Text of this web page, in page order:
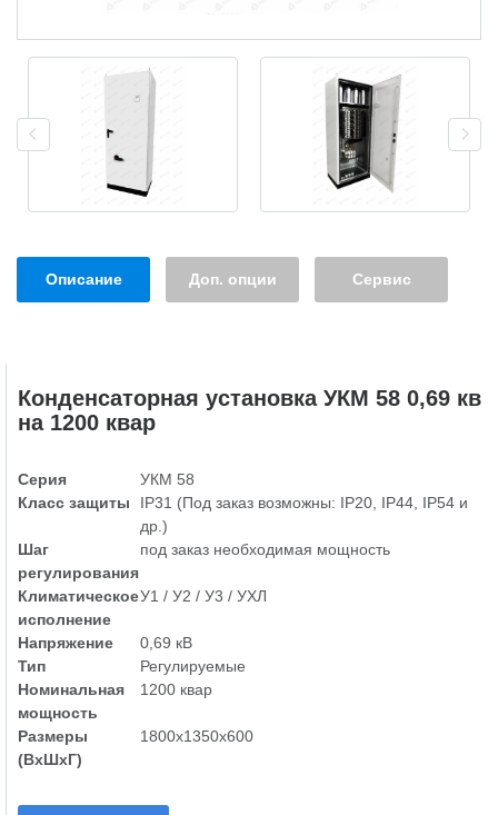
Описание Доп. опции Сервис
Конденсаторная установка УКМ 58 0,69 кв
на 1200 квар
Серия
УКМ 58
Класс защиты
IP31 (Под заказ возможны: IP20, IP44, IP54 и
др.)
Шаг
регулирования
под заказ необходимая мощность
Климатическое
исполнение
У1 / У2 / У3 / УХЛ
Напряжение
0,69 кВ
Тип
Регулируемые
Номинальная
мощность
1200 квар
Размеры
(ВхШхГ)
1800х1350х600